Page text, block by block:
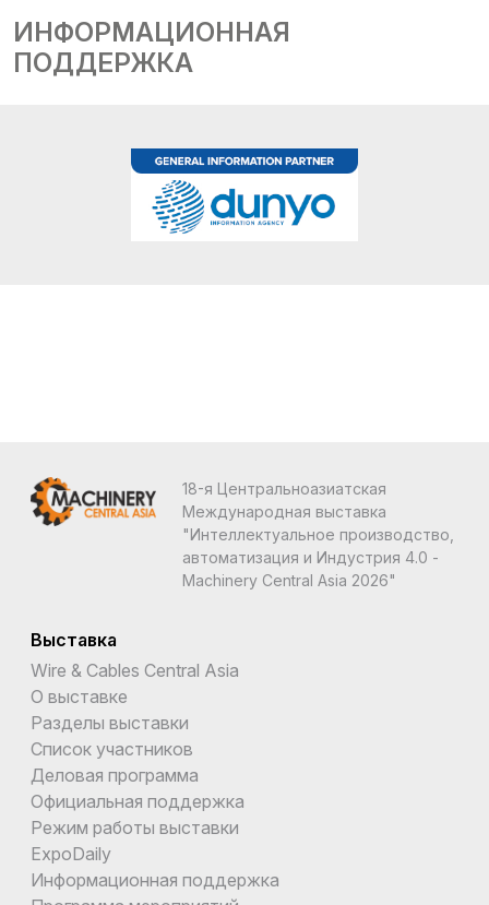
ИНФОРМАЦИОННАЯ
ПОДДЕРЖКА
18-я Центральноазиатская
Международная выставка
"Интеллектуальное производство,
автоматизация и Индустрия 4.0 -
Machinery Central Asia 2026"
Выставка
Wire & Cables Central Asia
О выставке
Разделы выставки
Список участников
Деловая программа
Официальная поддержка
Режим работы выставки
ExpoDaily
Информационная поддержка